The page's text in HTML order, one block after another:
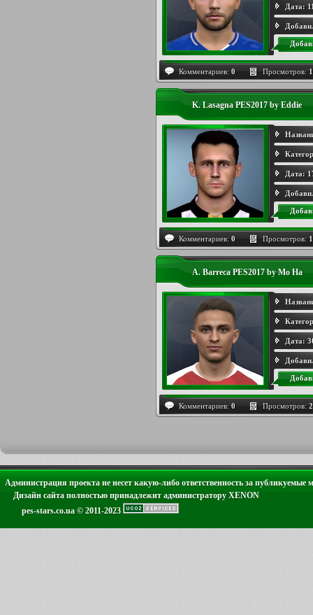
Дата:
Комментариев: 0 Просмотров:
K. Lasagna PES2017 by Eddie
Дата:
Комментариев: 0 Просмотров:
A. Barreca PES2017 by Mo Ha
Дата:
Комментариев: 0 Просмотров:
Администрация проекта не несет какую-либо ответственность за публикуемые
Дизайн сайта полностью принадлежит администратору XENON
pes-stars.co.ua © 2011-2023